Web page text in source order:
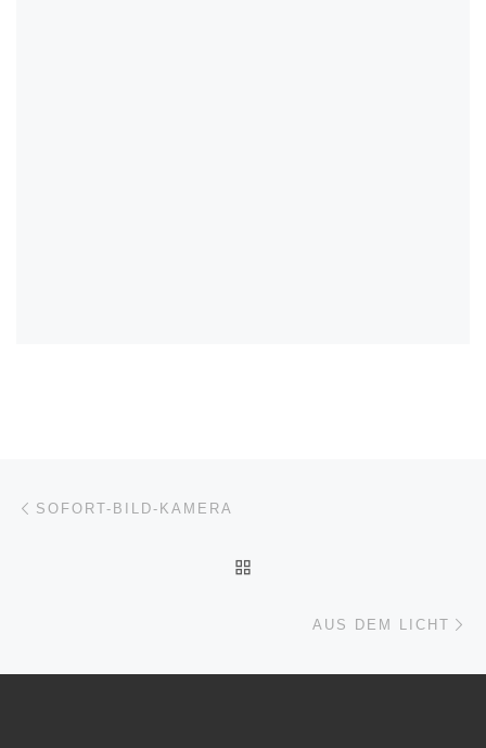
Beitragsnavigation
SOFORT-BILD-KAMERA
AUS DEM LICHT